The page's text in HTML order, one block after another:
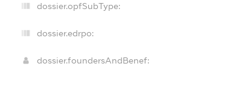
dossier.opfSubType:
dossier.edrpo:
dossier.foundersAndBenef: